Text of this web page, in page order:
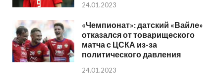
24.01.2023
«Чемпионат»: датский «Вайле»
отказался от товарищеского
матча с ЦСКА из-за
политического давления
24.01.2023